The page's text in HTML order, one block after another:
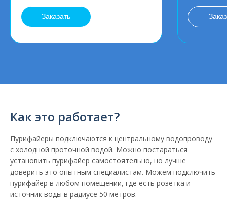
Заказать
Как это работает?
Пурифайеры подключаются к центральному водопроводу
с холодной проточной водой. Можно постараться
установить пурифайер самостоятельно, но лучше
доверить это опытным специалистам. Можем подключить
пурифайер в любом помещении, где есть розетка и
источник воды в радиусе 50 метров.